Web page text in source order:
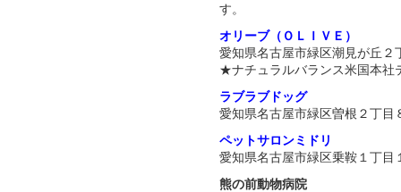
す。
オリーブ（ＯＬＩＶＥ）
愛知県名古屋市緑区潮見が丘２
★ナチュラルバランス米国本社
ラブラブドッグ
愛知県名古屋市緑区曽根２丁目
ペットサロンミドリ
愛知県名古屋市緑区乗鞍１丁目
熊の前動物病院